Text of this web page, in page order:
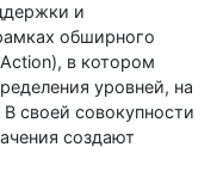
и
обширного
в котором
уровней, на
своей совокупности
создают